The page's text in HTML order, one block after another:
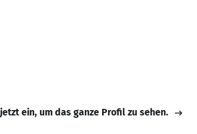
ein, um das ganze Profil zu sehen.